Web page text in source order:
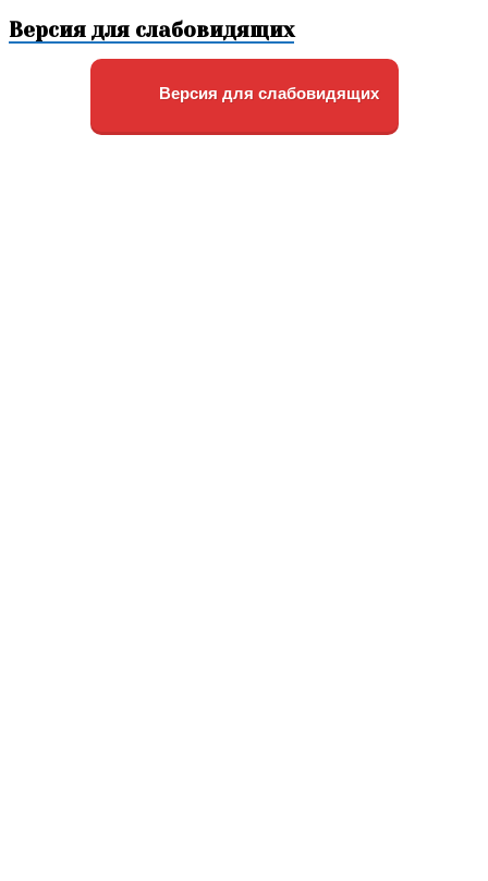
Версия для слабовидящих
Версия для слабовидящих